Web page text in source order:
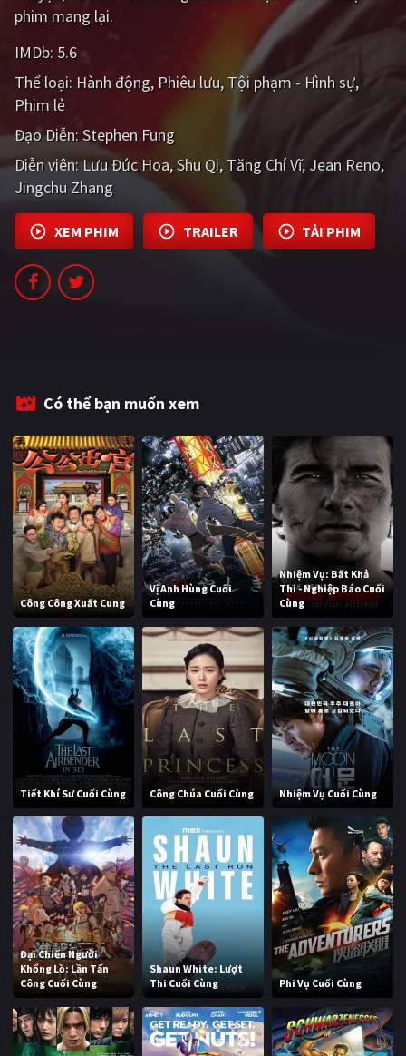
Âu - Mỹ Trung Quốc - Hồng Kông
Hàn Quốc Nhật Bản
Ấn Độ Việt Nam
Tổng hợp
CẬP NHẬT
PHIM MỚI
PHIM BỘ
PHIM LẺ
phim mang lại.
IMDb: 5.6
Thể loại: Hành động Phiêu lưu Tội phạm - Hình sự
Phim lẻ
Đạo Diễn:Stephen Fung
Diễn viên:Lưu Đức Hoa Shu Qi Tăng Chí Vĩ Jean Reno
Jingchu Zhang
XEM PHIM TRAILER TẢI PHIM
Có thể bạn muốn xem
Công Công Xuất Cung
Vị Anh Hùng Cuối
Cùng
Nhiệm Vụ: Bất Khả
Thi - Nghiệp Báo Cuối
Cùng
Tiết Khí Sư Cuối Cùng Công Chúa Cuối Cùng Nhiệm Vụ Cuối Cùng
Đại Chiến Người
Khổng Lồ: Lần Tấn
Công Cuối Cùng
Shaun White: Lượt
Thi Cuối Cùng
Phi Vụ Cuối Cùng